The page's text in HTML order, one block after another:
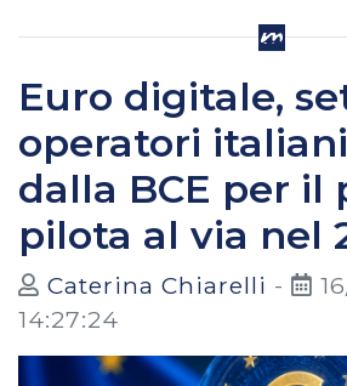
Euro digitale,
operatori
dalla BCE per il
pilota al via nel
Caterina Chiarelli -
14:27:24